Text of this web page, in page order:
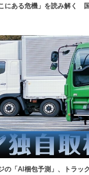
にある危機」を読み解く
の「AI梱包予測」、トラッ